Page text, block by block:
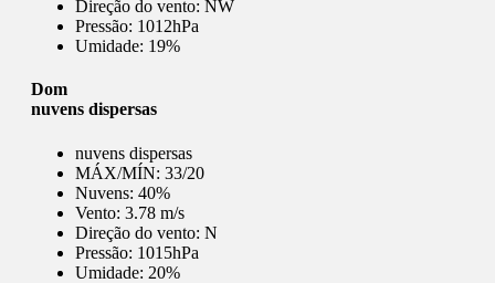
Direção do vento: NW
Pressão: 1012hPa
Umidade: 19%
Dom
nuvens dispersas
nuvens dispersas
MÁX/MÍN: 33/20
Nuvens: 40%
Vento: 3.78 m/s
Direção do vento: N
Pressão: 1015hPa
Umidade: 20%